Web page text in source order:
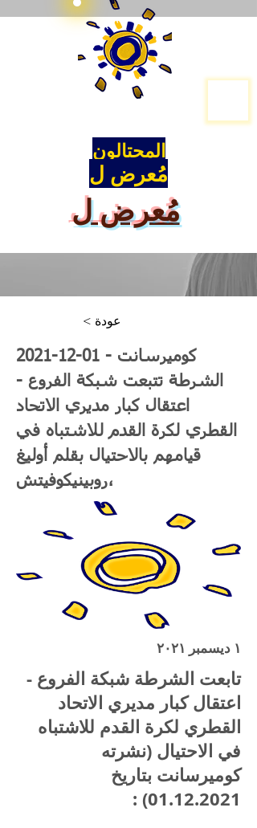
المحتالون
مُعرض ل
مُعرض ل
< عودة
2021-12-01
الشرطة تتبعت شبكة الفروع -
اعتقال كبار مديري الاتحاد
القطري لكرة القدم للاشتباه في
قيامهم بالاحتيال بقلم أوليغ
روبينيكوفيتش،
١ ديسمبر ٢٠٢١
تابعت الشرطة شبكة الفروع -
اعتقال كبار مديري الاتحاد
القطري لكرة القدم للاشتباه
في الاحتيال (نشرته
كوميرسانت بتاريخ
01.12.2021)
: